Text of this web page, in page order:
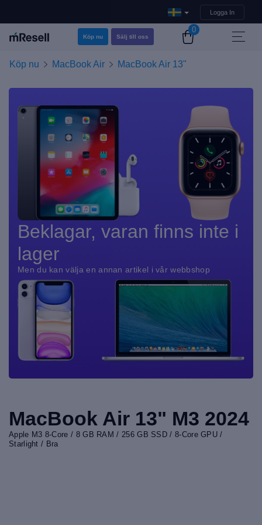
Logga In
Köp nu Sälj till oss
0
Köp nu MacBook Air MacBook Air 13"
Beklagar, varan finns inte i
lager
Men du kan välja en annan artikel i vår webbshop
MacBook Air 13" M3 2024
Apple M3 8-Core / 8 GB RAM / 256 GB SSD / 8-Core GPU /
Starlight / Bra